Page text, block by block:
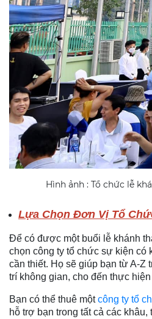
Hình ảnh : Tổ chức lễ
Lựa Chọn Đơn Vị Tổ
Để có được một buổi lễ khánh
chọn công ty tổ chức sự kiện có
cần thiết. Họ sẽ giúp bạn từ A-Z
trí không gian, cho đến thực
Bạn có thể thuê mộtcông ty tổ
hỗ trợ bạn trong tất cả các